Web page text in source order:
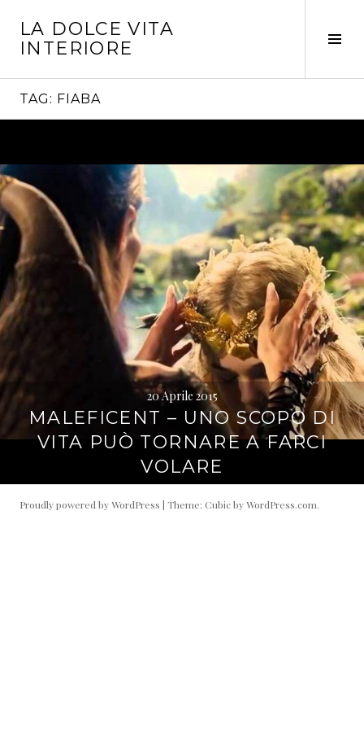
contenuto
LA DOLCE VITA
INTERIORE
TAG: FIABA
20 Aprile 2015
MALEFICENT – UNO SCOPO DI
VITA PUÒ TORNARE A FARCI
VOLARE
Proudly powered by WordPress | Theme: Cubic byWordPress.com.